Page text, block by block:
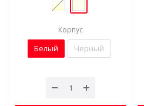
Корпус
Белый Черный